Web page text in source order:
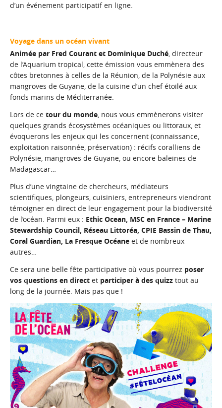
d’un événement participatif en ligne.
Voyage dans un océan vivant
Animée par Fred Courant et Dominique Duché, directeur
de l’Aquarium tropical, cette émission vous emmènera des
côtes bretonnes à celles de la Réunion, de la Polynésie aux
mangroves de Guyane, de la cuisine d’un chef étoilé aux
fonds marins de Méditerranée.
Lors de ce tour du monde, nous vous emmènerons visiter
quelques grands écosystèmes océaniques ou littoraux, et
évoquerons les enjeux qui les concernent (connaissance,
exploitation raisonnée, préservation) : récifs coralliens de
Polynésie, mangroves de Guyane, ou encore baleines de
Madagascar…
Plus d’une vingtaine de chercheurs, médiateurs
scientifiques, plongeurs, cuisiniers, entrepreneurs viendront
témoigner en direct de leur engagement pour la biodiversité
de l’océan. Parmi eux : Ethic Ocean, MSC en France – Marine
Stewardship Council, Réseau Littoréa, CPIE Bassin de Thau,
Coral Guardian, La Fresque Océane et de nombreux
autres…
Ce sera une belle fête participative où vous pourrez poser
vos questions en direct et participer à des quizz tout au
long de la journée. Mais pas que !